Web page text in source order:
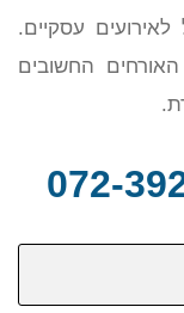
לאירועים עסקיים.
החשובים